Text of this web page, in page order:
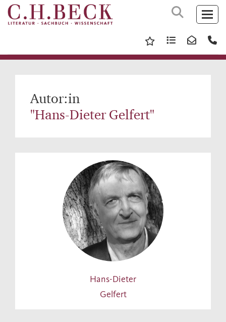
Autor:in
"Hans-Dieter Gelfert"
Hans-Dieter
Gelfert